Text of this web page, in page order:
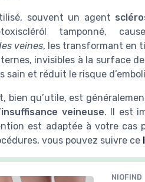
souvent un agent
tamponné,
veines, les transformant en
invisibles à la surface
sain et réduit le risque d’
bien qu’utile, est
insuffisance veineuse. Il est
est adaptée à votre cas
vous pouvez suivre ce
NIOFIND